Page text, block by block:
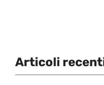
Articoli